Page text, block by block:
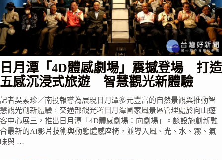
日月潭「4D體感劇場」震撼登場 打造
五感沉浸式旅遊 智慧觀光新體驗
記者吳素珍／南投報導為展現日月潭多元豐富的自然景觀與推動智
慧觀光創新體驗，交通部觀光署日月潭國家風景區管理處於向山遊
客中心展三，推出日月潭「4D體感劇場：向劇場」。該設施創新融
合最新的AI影片技術與動態體感座椅，並導入風、光、水、霧、氣
味與 …